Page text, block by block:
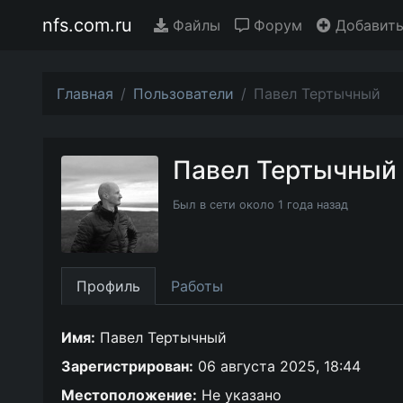
nfs.com.ru Файлы Форум
Главная Пользователи Павел Тертычный
Павел Тертычный
Был в сети около 1 года назад
Профиль Работы
Имя: Павел Тертычный
Зарегистрирован: 06 августа 2025, 18:44
Местоположение: Не указано